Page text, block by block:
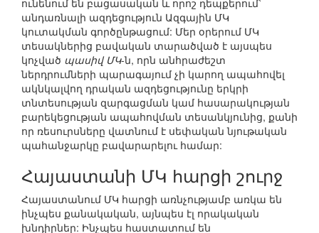
ունենում են բացասական և որոշ դեպքերում՝
անդառնալի ազդեցություն Ազգային ՄԿ
կուտակման գործընթացում: Մեր օրերում ՄԿ
տեսակներից բավական տարածված է այսպես
կոչված պասիվ ՄԿ-ն, որն անհրաժեշտ
ներդրումների պարագայում չի կարող ապահովել
ակնկալվող դրական ազդեցությունը երկրի
տնտեսության զարգացման կամ հասարակության
բարեկեցության ապահովման տեսանկյունից, քանի
որ ռեսուրսները վատնում է սեփական նյութական
պահանջարկը բավարարելու համար:
Հայաստանի ՄԿ հարցի շուրջ
Հայաստանում ՄԿ հարցի առնչությամբ առկա են
ինչպես քանակական, այնպես էլ որակական
խնդիրներ: Ինչպես հաստատում են